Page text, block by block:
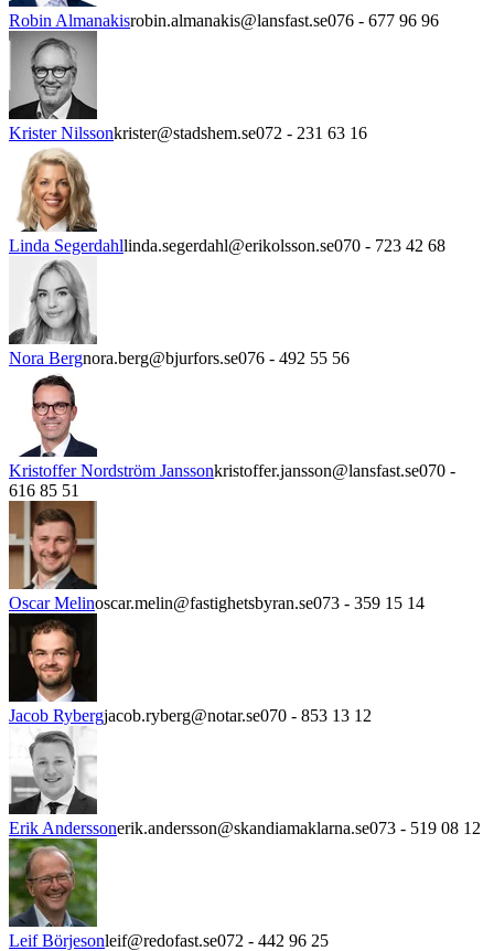
Robin Almanakisrobin.almanakis@lansfast.se076 - 677 96 96
Krister Nilssonkrister@stadshem.se072 - 231 63 16
Linda Segerdahllinda.segerdahl@erikolsson.se070 - 723 42 68
Nora Bergnora.berg@bjurfors.se076 - 492 55 56
Kristoffer Nordström Janssonkristoffer.jansson@lansfast.se070 -
616 85 51
Oscar Melinoscar.melin@fastighetsbyran.se073 - 359 15 14
Jacob Rybergjacob.ryberg@notar.se070 - 853 13 12
Erik Anderssonerik.andersson@skandiamaklarna.se073 - 519 08 12
Leif Börjesonleif@redofast.se072 - 442 96 25